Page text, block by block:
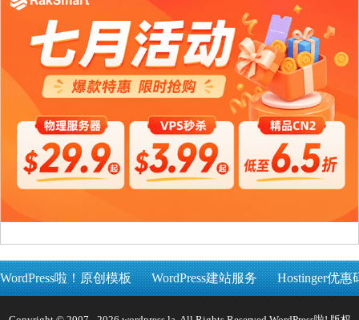
WordPress啦！原创模板 WordPress建站服务 Hostinger优惠